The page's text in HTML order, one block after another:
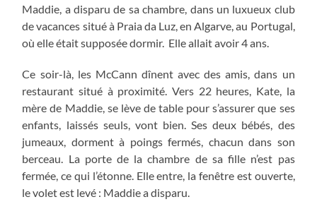
Maddie, a disparu de sa chambre, dans un luxueux club
de vacances situé à Praia da Luz, en Algarve, au Portugal,
où elle était supposée dormir. Elle allait avoir 4 ans.
Ce soir-là, les McCann dînent avec des amis, dans un
restaurant situé à proximité. Vers 22 heures, Kate, la
mère de Maddie, se lève de table pour s’assurer que ses
enfants, laissés seuls, vont bien. Ses deux bébés, des
jumeaux, dorment à poings fermés, chacun dans son
berceau. La porte de la chambre de sa fille n’est pas
fermée, ce qui l’étonne. Elle entre, la fenêtre est ouverte,
le volet est levé : Maddie a disparu.